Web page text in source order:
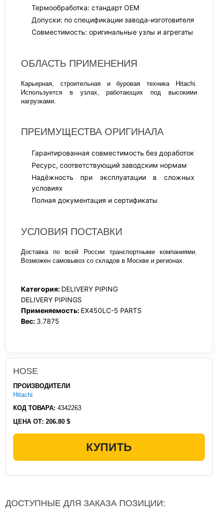
Термообработка: стандарт OEM
Допуски: по спецификации завода-изготовителя
Совместимость: оригинальные узлы и агрегаты
ОБЛАСТЬ ПРИМЕНЕНИЯ
Карьерная, строительная и буровая техника Hitachi.
Используется в узлах, работающих под высокими
нагрузками.
ПРЕИМУЩЕСТВА ОРИГИНАЛА
Гарантированная совместимость без доработок
Ресурс, соответствующий заводским нормам
Надёжность при эксплуатации в сложных
условиях
Полная документация и сертификаты
УСЛОВИЯ ПОСТАВКИ
Доставка по всей России транспортными компаниями.
Возможен самовывоз со складов в Москве и регионах.
Категория: DELIVERY PIPING
DELIVERY PIPINGS
Применяемость: EX450LC-5 PARTS
Вес: 3.7875
HOSE
ПРОИЗВОДИТЕЛИ
Hitachi
КОД ТОВАРА: 4342263
ЦЕНА ОТ: 206.80 $
КУПИТЬ
ДОСТУПНЫЕ ДЛЯ ЗАКАЗА ПОЗИЦИИ: